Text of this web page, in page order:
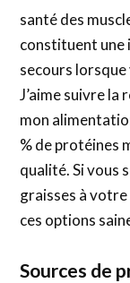
santé des
constituent une
secours lorsque
J’aime suivre la
mon
% de protéines
qualité. Si vous
graisses à
ces options
Sources de